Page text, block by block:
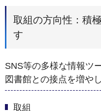
取組の方向性：積
す
SNS等の多様な情報ツ
図書館との接点を増や
取組